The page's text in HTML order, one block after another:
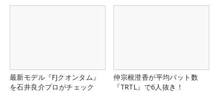
最新モデル『FJクオンタム』
を石井良介プロがチェック
仲宗根澄香が平均パット数
『TRTL』で6人抜き！